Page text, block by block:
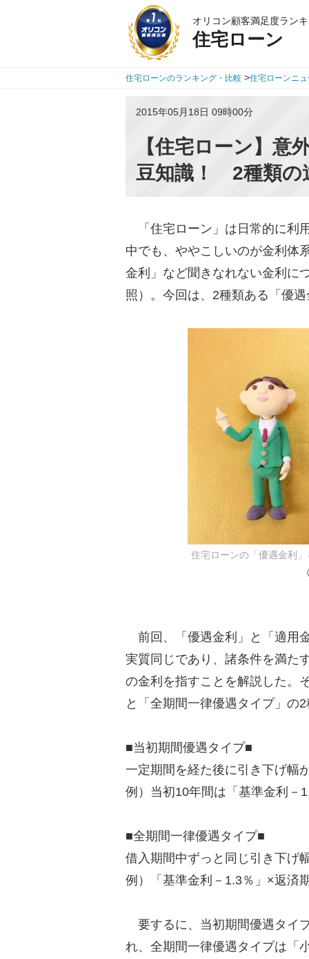
オリコン顧客満足度ラン
住宅ローン
住宅ローンのランキング・比較 >住宅ローンニ
2015年05月18日 09時00分
【住宅ローン】意
豆知識！ 2種類の
「住宅ローン」は日常的に利
中でも、ややこしいのが金利体
金利」など聞きなれない金利に
照）。今回は、2種類ある「優
住宅ローンの「優遇金利
前回、「優遇金利」と「適用
実質同じであり、諸条件を満た
の金利を指すことを解説した。
と「全期間一律優遇タイプ」の
■当初期間優遇タイプ■
一定期間を経た後に引き下げ幅
例）当初10年間は「基準金利－
■全期間一律優遇タイプ■
借入期間中ずっと同じ引き下げ
例）「基準金利－1.3％」×返済
要するに、当初期間優遇タイ
れ、全期間一律優遇タイプは「